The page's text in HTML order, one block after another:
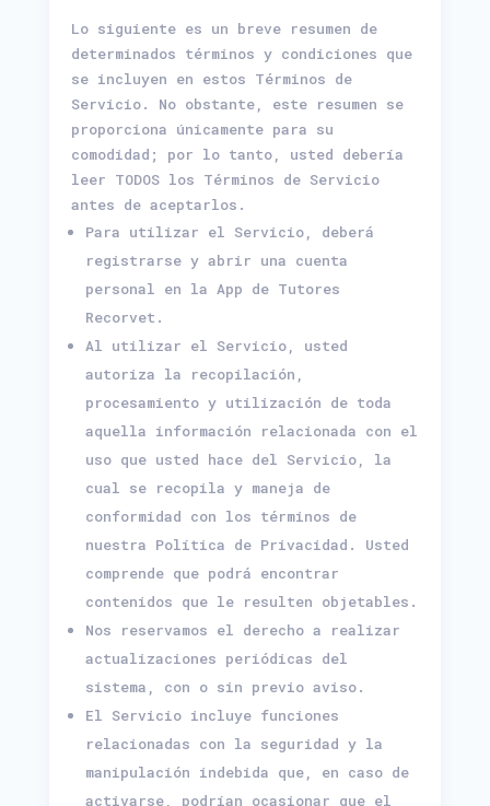
Lo siguiente es un breve resumen de
determinados términos y condiciones que
se incluyen en estos Términos de
Servicio. No obstante, este resumen se
proporciona únicamente para su
comodidad; por lo tanto, usted debería
leer TODOS los Términos de Servicio
antes de aceptarlos.
Para utilizar el Servicio, deberá
registrarse y abrir una cuenta
personal en la App de Tutores
Recorvet.
Al utilizar el Servicio, usted
autoriza la recopilación,
procesamiento y utilización de toda
aquella información relacionada con el
uso que usted hace del Servicio, la
cual se recopila y maneja de
conformidad con los términos de
nuestra Política de Privacidad. Usted
comprende que podrá encontrar
contenidos que le resulten objetables.
Nos reservamos el derecho a realizar
actualizaciones periódicas del
sistema, con o sin previo aviso.
El Servicio incluye funciones
relacionadas con la seguridad y la
manipulación indebida que, en caso de
activarse, podrían ocasionar que el